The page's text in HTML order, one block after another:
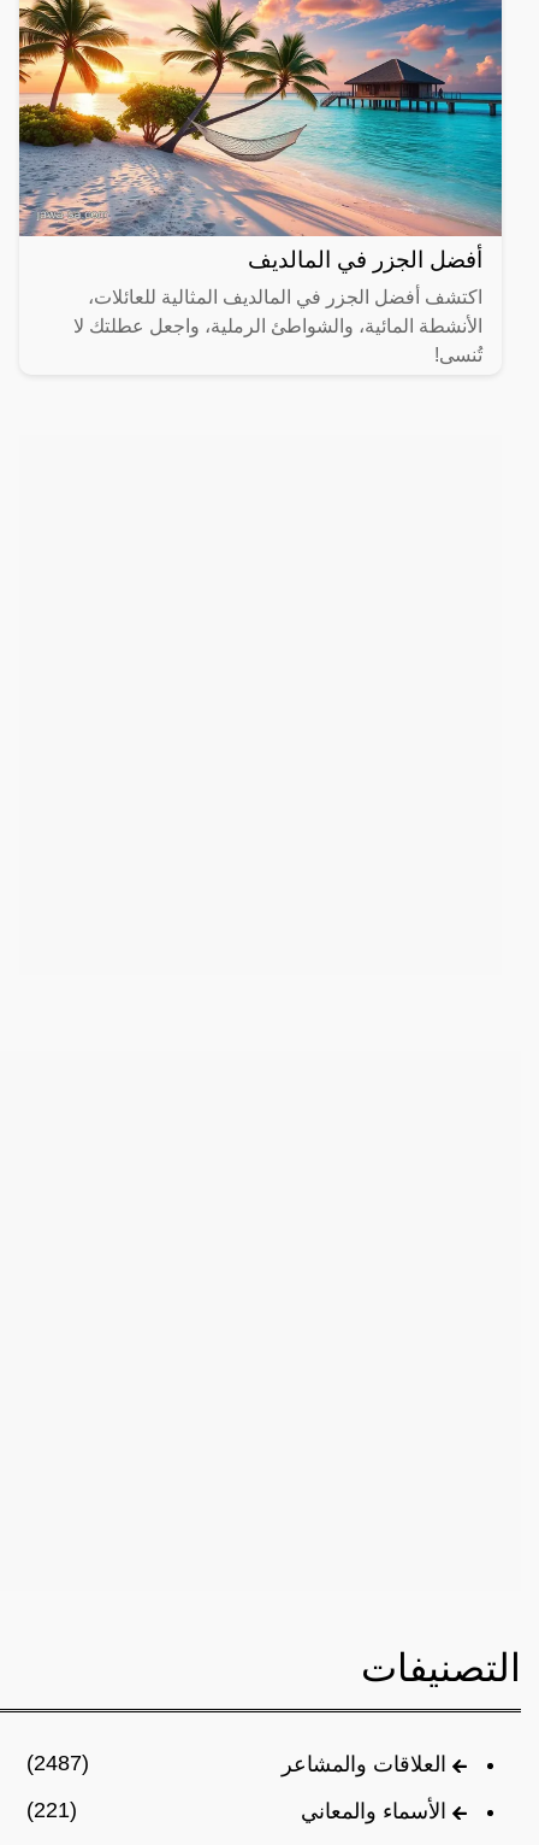
أفضل الجزر في المالديف
اكتشف أفضل الجزر في المالديف المثالية للعائلات،
الأنشطة المائية، والشواطئ الرملية، واجعل عطلتك لا
تُنسى!
التصنيفات
العلاقات والمشاعر
(2487)
الأسماء والمعاني
(221)